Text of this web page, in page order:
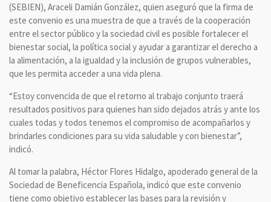
(SEBIEN), Araceli Damián González, quien aseguró que la firma de
este convenio es una muestra de que a través de la cooperación
entre el sector público y la sociedad civil es posible fortalecer el
bienestar social, la política social y ayudar a garantizar el derecho a
la alimentación, a la igualdad y la inclusión de grupos vulnerables,
que les permita acceder a una vida plena.
“Estoy convencida de que el retorno al trabajo conjunto traerá
resultados positivos para quienes han sido dejados atrás y ante los
cuales todas y todos tenemos el compromiso de acompañarlos y
brindarles condiciones para su vida saludable y con bienestar”,
indicó.
Al tomar la palabra, Héctor Flores Hidalgo, apoderado general de la
Sociedad de Beneficencia Española, indicó que este convenio
tiene como objetivo establecer las bases para la revisión y